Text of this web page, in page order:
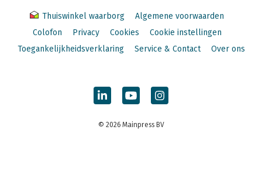
Thuiswinkel waarborg
Algemene voorwaarden
Colofon
Privacy Cookies
Cookie instellingen
Toegankelijkheidsverklaring
Service & Contact Over ons
© 2026 Mainpress BV